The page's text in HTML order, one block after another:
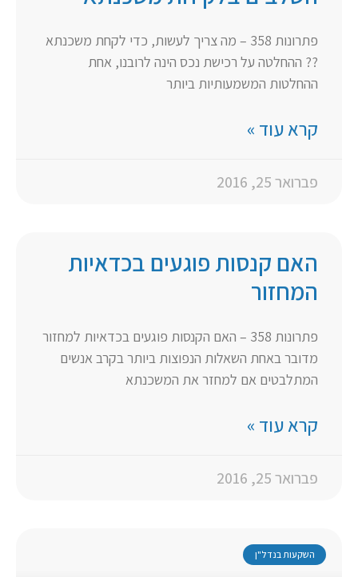
פתרונות 358 – מה צריך לעשות, כדי לקחת משכנתא
?? ההחלטה על רכישת נכס הינה לרובנו, אחת
ההחלטות המשמעותיות ביותר
קרא עוד »
פברואר 25, 2016
האם קנסות פוגעים בכדאיות
המחזור
פתרונות 358 – האם הקנסות פוגעים בכדאיות למחזור
מדובר באחת השאלות הנפוצות ביותר בקרב אנשים
המתלבטים אם למחזר את המשכנתא
קרא עוד »
פברואר 25, 2016
השקעות בנדל"ן